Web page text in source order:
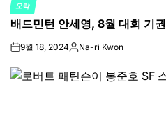
POSTED
IN
오락
배드민턴 안세영, 8월 대회 기권
on9월 18, 2024Posted
Na-ri Kwon